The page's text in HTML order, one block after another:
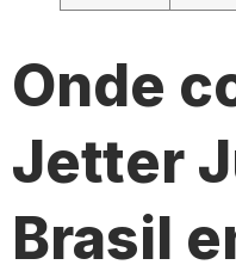
Onde
Jetter
Brasil